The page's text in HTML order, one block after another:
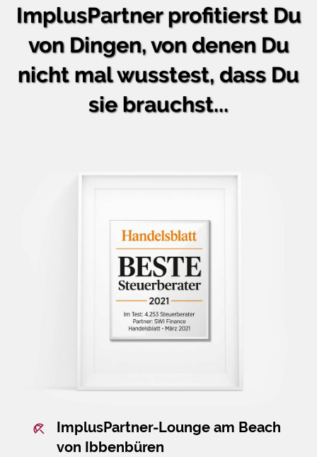
ImplusPartner profitierst Du
von Dingen, von denen Du
nicht mal wusstest, dass Du
sie brauchst...
ImplusPartner-Lounge am Beach
von Ibbenbüren